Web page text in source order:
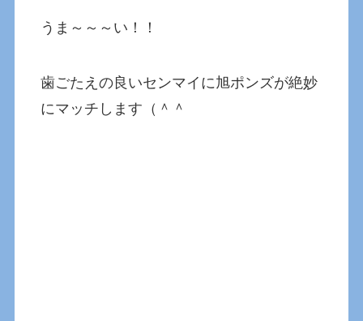
うま～～～い！！
歯ごたえの良いセンマイに旭ポンズが絶妙
にマッチします（＾＾